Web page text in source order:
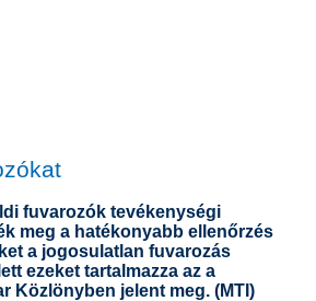
fuvarozók tevékenységi
meg a hatékonyabb ellenőrzés
a jogosulatlan fuvarozás
ezeket tartalmazza az a
Közlönyben jelent meg. (MTI)